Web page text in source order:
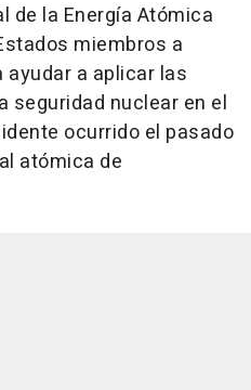
de la Energía Atómica
miembros a
a aplicar las
seguridad nuclear en el
ocurrido el pasado
atómica de